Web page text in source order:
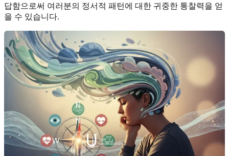
답함으로써 여러분의 정서적 패턴에 대한 귀중한 통찰력을 얻
을 수 있습니다.